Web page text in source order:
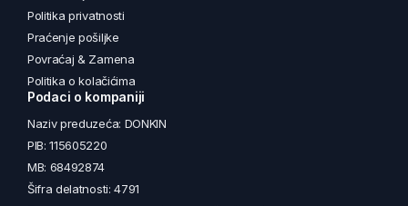
Politika privatnosti
Praćenje pošiljke
Povraćaj & Zamena
Politika o kolačićima
Podaci o kompaniji
Naziv preduzeća: DONKIN
PIB: 115605220
MB: 68492874
Šifra delatnosti: 4791